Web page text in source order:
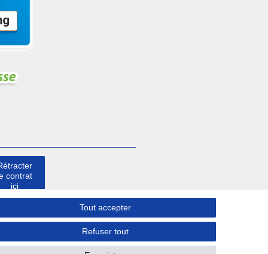
Tout accepter
Refuser tout
contrat
ici